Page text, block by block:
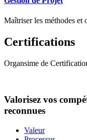
Maîtriser les méthodes et
Certifications
Organsime de
Valorisez vos
reconnues
Valeur